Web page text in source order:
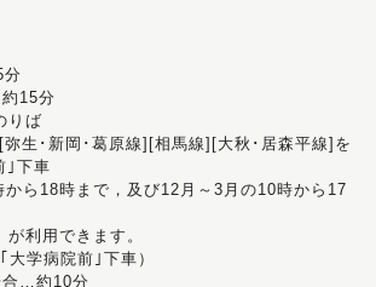
15分
りば
生･新岡･葛原線][相馬線][大秋･居森平線]を
｣下車
ら18時まで，及び12月～3月の10時から17
が利用できます。
大学病院前｣下車）
合…約10分